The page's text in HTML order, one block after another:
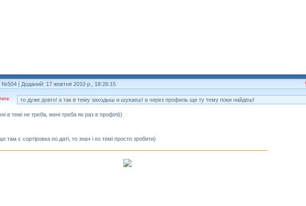
№504 | Доданий: 17 жовтня 2010 р., 18:26:15
то дуже довго! а так в тему заходыш и шукаеш! а через профиль ще ту тему поки найдеш!
в темі не треба, мені треба як раз в профілі))
там є сортіровка по даті, то знач і по темі просто зробити)